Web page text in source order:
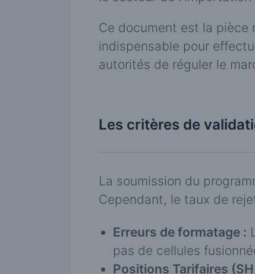
Ce document est la pièce
indispensable pour
autorités de réguler le
Les critères de
La soumission du
Cependant, le taux de
Erreurs de formatage :
pas de cellules
Positions Tarifaires